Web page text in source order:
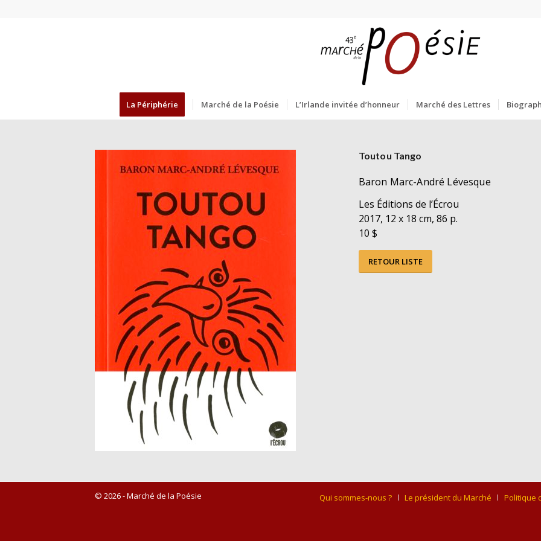
La Périphérie Marché de la Poésie L’Irlande invitée d’honneur Marché des Lettres
Toutou Tango
Baron Marc-André Lévesque
Les Éditions de l’Écrou
2017, 12 x 18 cm, 86 p.
10 $
RETOUR LISTE
© 2026 - Marché de la Poésie Qui sommes-nous ? Le président du Marché Politique